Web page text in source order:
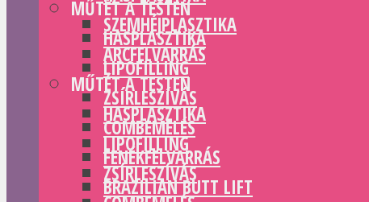
MŰTÉT A TESTEN
HASPLASZTIKA
LIPOFILLING
ZSÍRLESZÍVÁS
COMBEMELÉS
FENÉKFELVARRÁS
BRAZILIAN BUTT LIFT
SZEMHÉJPLASZTIKA
ARCFELVARRÁS
MŰTÉT A TESTEN
HASPLASZTIKA
LIPOFILLING
ZSÍRLESZÍVÁS